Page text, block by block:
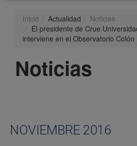
Inicio Actualidad
Noticias
El presidente de Crue
interviene en el Observatorio Colón
Noticias
NOVIEMBRE 2016